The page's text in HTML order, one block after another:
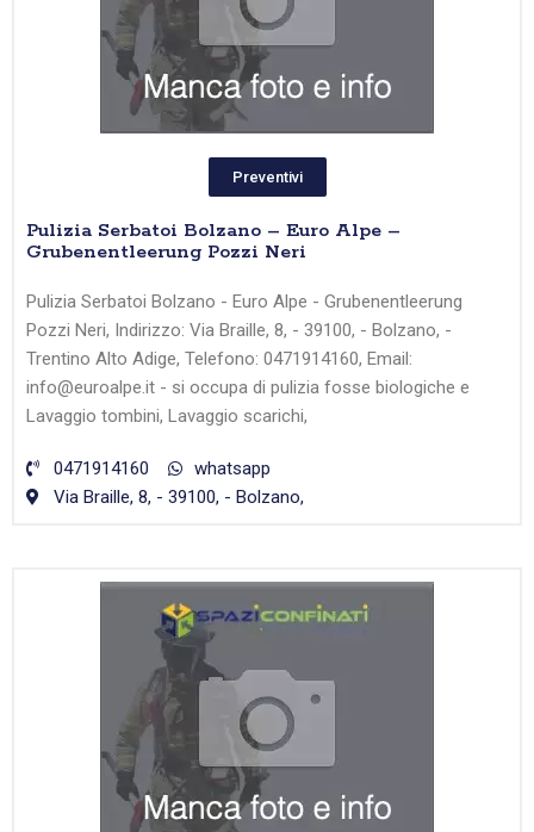
Preventivi
Pulizia Serbatoi Bolzano – Euro Alpe –
Grubenentleerung Pozzi Neri
Pulizia Serbatoi Bolzano - Euro Alpe - Grubenentleerung
Pozzi Neri, Indirizzo: Via Braille, 8, - 39100, - Bolzano, -
Trentino Alto Adige, Telefono: 0471914160, Email:
info@euroalpe.it - si occupa di pulizia fosse biologiche e
Lavaggio tombini, Lavaggio scarichi,
0471914160
whatsapp
Via Braille, 8, - 39100, - Bolzano,